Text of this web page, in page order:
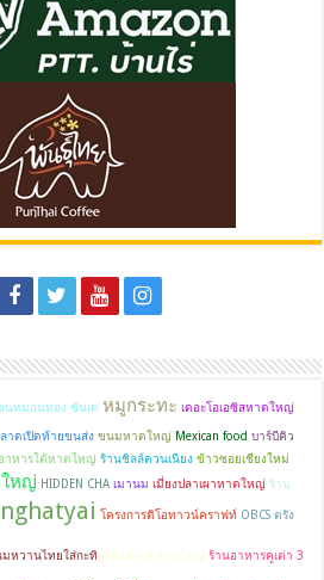
นหมอนทอง ซันเด หมูกระทะ เดอะโอเอซิสหาดใหญ่
าดเปิดท้ายขนส่ง ขนมหาดใหญ่ Mexican food บาร์บีคิว
อาหารใต้หาดใหญ่ ร้านชิลล์ควนเนียง ข้าวซอยเชียงใหม่
หญ่ HIDDEN CHA เมานม เมี่ยงปลาเผาหาดใหญ่ ร้าน
โครงการดิโอทาวน์คราฟท์ OBCS ตรัง
หวานไทยใส่กะทิ คลีนคาเฟ่ หาดใหญ่ ร้านอาหารคูเต่า 3